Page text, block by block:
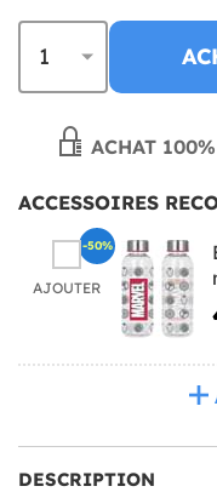
ACHAT
ACCESSOIRES
AJOUTER
-50%
DESCRIPTION